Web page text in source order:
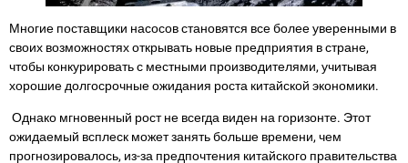
Многие поставщики насосов становятся все более уверенными в
своих возможностях открывать новые предприятия в стране,
чтобы конкурировать с местными производителями, учитывая
хорошие долгосрочные ожидания роста китайской экономики.
Однако мгновенный рост не всегда виден на горизонте. Этот
ожидаемый всплеск может занять больше времени, чем
прогнозировалось, из-за предпочтения китайского правительства